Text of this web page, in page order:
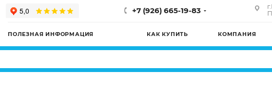
+7 (926) 665-19-83
ПОЛЕЗНАЯ ИНФОРМАЦИЯ КАК КУПИТЬ КОМПАНИЯ